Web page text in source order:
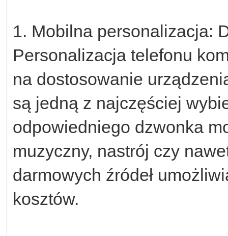
1. Mobilna personalizacja:
Personalizacja telefonu
na dostosowanie
są jedną z najczęściej
odpowiedniego dzwonka
muzyczny, nastrój czy
darmowych źródeł
kosztów.